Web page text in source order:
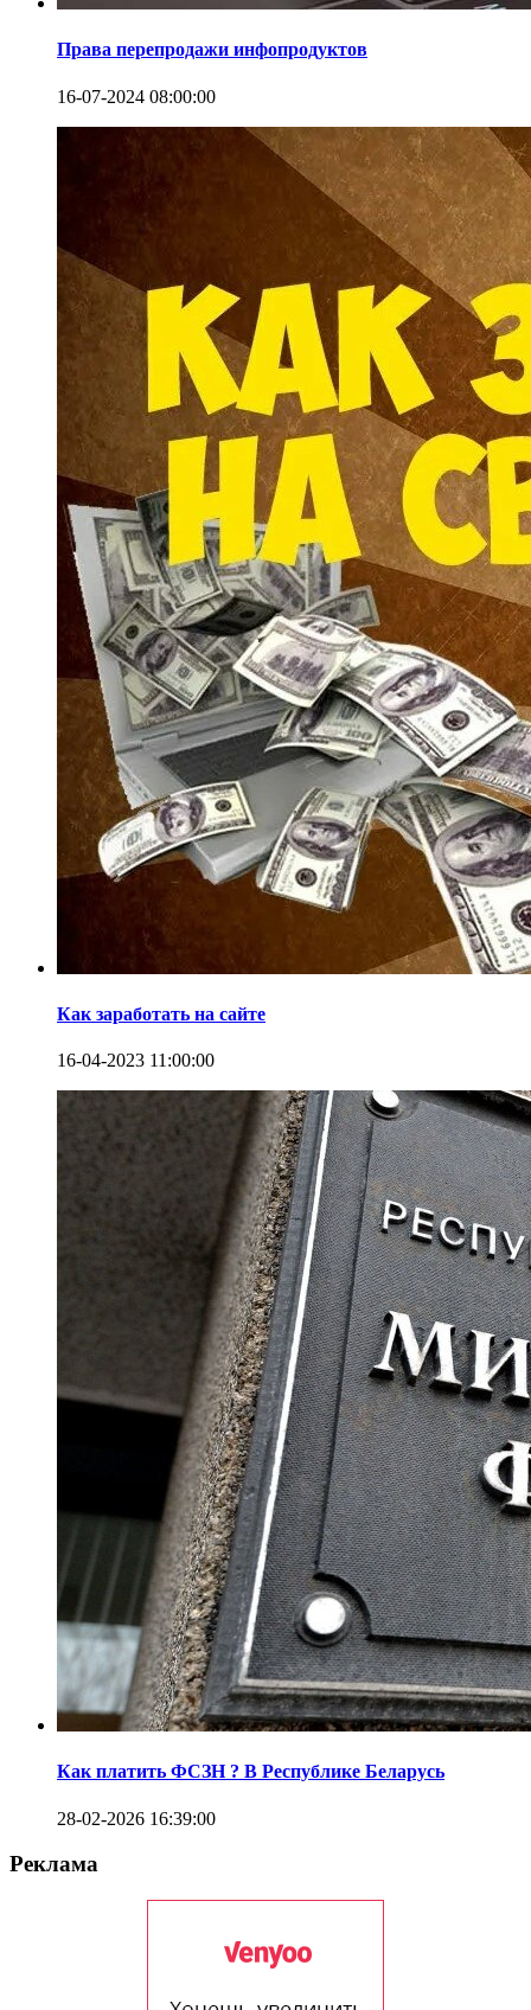
Права перепродажи инфопродуктов
16-07-2024 08:00:00
Как заработать на сайте
16-04-2023 11:00:00
Как платить ФСЗН ? В Республике Беларусь
28-02-2026 16:39:00
Реклама